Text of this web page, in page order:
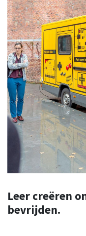
Leer creëren
bevrijden.